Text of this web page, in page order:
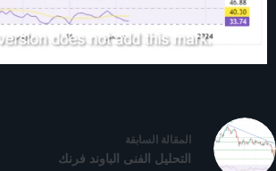
المقالة السابقة
التحليل الفنى الباوند فرنك